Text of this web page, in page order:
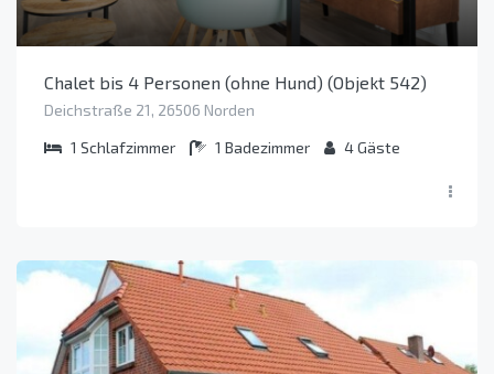
Chalet bis 4 Personen (ohne Hund) (Objekt 542)
Deichstraße 21, 26506 Norden
1 Schlafzimmer 1 Badezimmer 4Gäste